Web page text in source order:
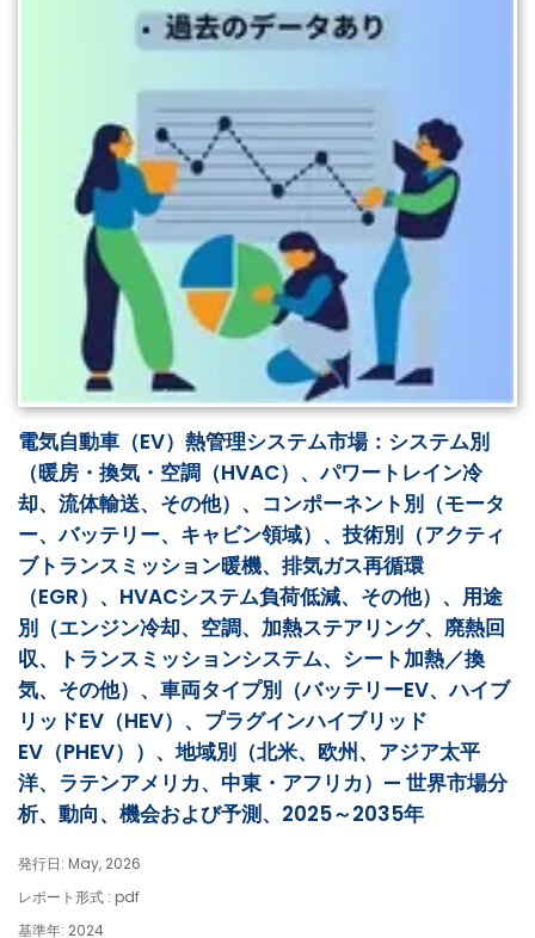
電気自動車（EV）熱管理システム市場：システム別
（暖房・換気・空調（HVAC）、パワートレイン冷
却、流体輸送、その他）、コンポーネント別（モータ
ー、バッテリー、キャビン領域）、技術別（アクティ
ブトランスミッション暖機、排気ガス再循環
（EGR）、HVACシステム負荷低減、その他）、用途
別（エンジン冷却、空調、加熱ステアリング、廃熱回
収、トランスミッションシステム、シート加熱／換
気、その他）、車両タイプ別（バッテリーEV、ハイブ
リッドEV（HEV）、プラグインハイブリッド
EV（PHEV））、地域別（北米、欧州、アジア太平
洋、ラテンアメリカ、中東・アフリカ）— 世界市場分
析、動向、機会および予測、2025～2035年
発行日: May, 2026
レポート形式 : pdf
基準年: 2024